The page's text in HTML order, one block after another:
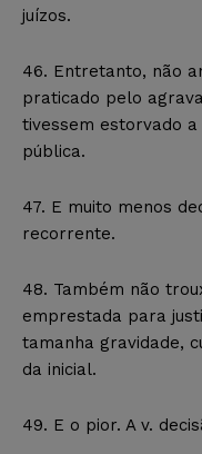
juízos.
46. Entretanto, não
praticado pelo
tivessem estorvado
pública.
47. E muito menos
recorrente.
48. Também não
emprestada para
tamanha gravidade,
da inicial.
49. E o pior. A v.